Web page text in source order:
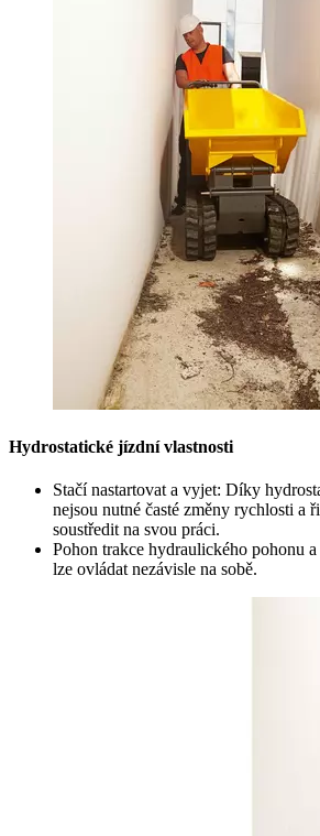
Hydrostatické jízdní vlastnosti
Stačí nastartovat a vyjet: Díky
nejsou nutné časté změny rychlosti a
soustředit na svou práci.
Pohon trakce hydraulického pohonu
lze ovládat nezávisle na sobě.